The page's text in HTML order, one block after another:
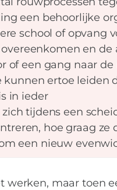
een behoorlijke
school of opvang
en
een gang naar de
ertoe leiden
in ieder
tijdens een
hoe graag ze
een nieuw
werken, maar toen